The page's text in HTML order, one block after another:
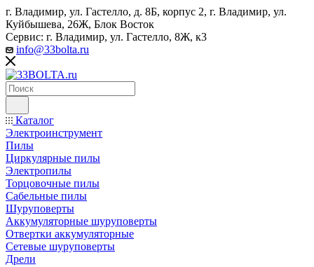
г. Владимир, ул. Гастелло, д. 8Б, корпус 2, г. Владимир, ул. ​
Куйбышева, 26Ж, Блок Восток
Сервис: г. Владимир, ул. Гастелло, 8Ж, к3
info@33bolta.ru
Каталог
Электроинструмент
Пилы
Циркулярные пилы
Электропилы
Торцовочные пилы
Сабельные пилы
Шуруповерты
Аккумуляторные шуруповерты
Отвертки аккумуляторные
Сетевые шуруповерты
Дрели